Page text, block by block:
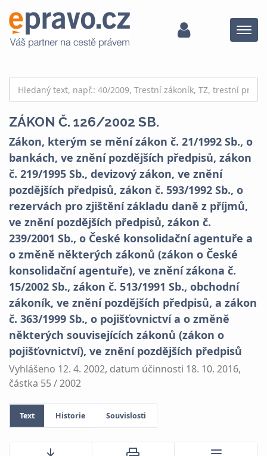
Menu
ZÁKON Č. 126/2002 SB.
Zákon, kterým se mění zákon č. 21/1992 Sb., o
bankách, ve znění pozdějších předpisů, zákon
č. 219/1995 Sb., devizový zákon, ve znění
pozdějších předpisů, zákon č. 593/1992 Sb., o
rezervách pro zjištění základu daně z příjmů,
ve znění pozdějších předpisů, zákon č.
239/2001 Sb., o České konsolidační agentuře a
o změně některých zákonů (zákon o České
konsolidační agentuře), ve znění zákona č.
15/2002 Sb., zákon č. 513/1991 Sb., obchodní
zákoník, ve znění pozdějších předpisů, a zákon
č. 363/1999 Sb., o pojišťovnictví a o změně
některých souvisejících zákonů (zákon o
pojišťovnictví), ve znění pozdějších předpisů
Vyhlášeno 12. 4. 2002, datum účinnosti 18. 10. 2016,
částka 55 / 2002
Text Historie Souvislosti